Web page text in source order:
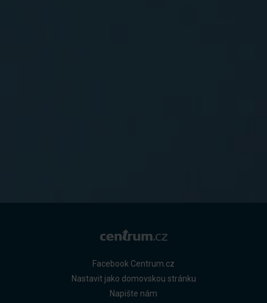
Facebook Centrum.cz
Nastavit jako domovskou stránku
Napište nám